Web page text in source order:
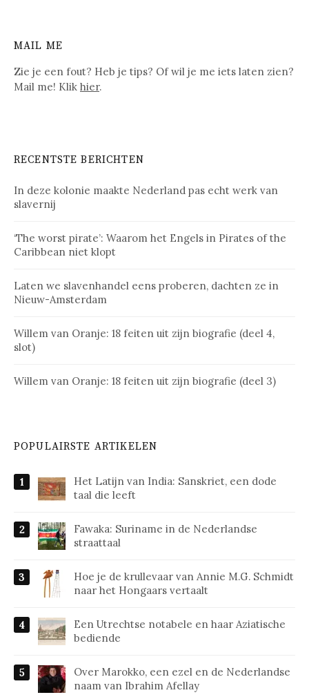
MAIL ME
Zie je een fout? Heb je tips? Of wil je me iets laten zien?
Mail me! Klik hier.
RECENTSTE BERICHTEN
In deze kolonie maakte Nederland pas echt werk van
slavernij
‘The worst pirate’: Waarom het Engels in Pirates of the
Caribbean niet klopt
Laten we slavenhandel eens proberen, dachten ze in
Nieuw-Amsterdam
Willem van Oranje: 18 feiten uit zijn biografie (deel 4,
slot)
Willem van Oranje: 18 feiten uit zijn biografie (deel 3)
POPULAIRSTE ARTIKELEN
Het Latijn van India: Sanskriet, een dode
taal die leeft
Fawaka: Suriname in de Nederlandse
straattaal
Hoe je de krullevaar van Annie M.G. Schmidt
naar het Hongaars vertaalt
Een Utrechtse notabele en haar Aziatische
bediende
Over Marokko, een ezel en de Nederlandse
naam van Ibrahim Afellay